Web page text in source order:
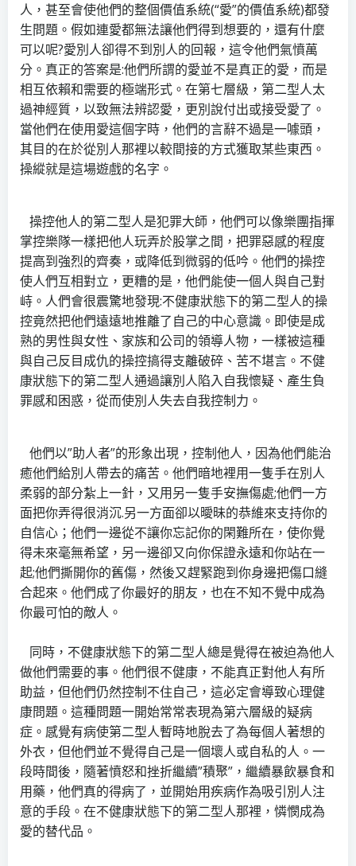
人，甚至會使他們的整個價值系統(“愛”的價值系統)都發
生問題。假如連愛都無法讓他們得到想要的，還有什麼
可以呢?愛別人卻得不到別人的回報，這令他們氣憤萬
分。真正的答案是:他們所謂的愛並不是真正的愛，而是
相互依賴和需要的極端形式。在第七層級，第二型人太
過神經質，以致無法辨認愛，更別說付出或接受愛了。
當他們在使用愛這個字時，他們的言辭不過是一噱頭，
其目的在於從別人那裡以較間接的方式獲取某些東西。
操縱就是這場遊戲的名字。
操控他人的第二型人是犯罪大師，他們可以像樂團指揮
掌控樂隊一樣把他人玩弄於股掌之間，把罪惡感的程度
提高到強烈的齊奏，或降低到微弱的低吟。他們的操控
使人們互相對立，更糟的是，他們能使一個人與自己對
峙。人們會很震驚地發現:不健康狀態下的第二型人的操
控竟然把他們遠遠地推離了自己的中心意識。即使是成
熟的男性與女性、家族和公司的領導人物，一樣被這種
與自己反目成仇的操控搞得支離破碎、苦不堪言。不健
康狀態下的第二型人通過讓別人陷入自我懷疑、產生負
罪感和困惑，從而使別人失去自我控制力。
他們以”助人者”的形象出現，控制他人，因為他們能治
癒他們給別人帶去的痛苦。他們暗地裡用一隻手在別人
柔弱的部分紮上一針，又用另一隻手安撫傷處;他們一方
面把你弄得很消沉.另一方面卻以曖昧的恭維來支持你的
自信心；他們一邊從不讓你忘記你的閑難所在，使你覺
得未來毫無希望，另一邊卻又向你保證永遠和你站在一
起;他們撕開你的舊傷，然後又趕緊跑到你身邊把傷口縫
合起來。他們成了你最好的朋友，也在不知不覺中成為
你最可怕的敵人。
同時，不健康狀態下的第二型人總是覺得在被迫為他人
做他們需要的事。他們很不健康，不能真正對他人有所
助益，但他們仍然控制不住自己，這必定會導致心理健
康問題。這種問題一開始常常表現為第六層級的疑病
症。感覺有病使第二型人暫時地脫去了為每個人著想的
外衣，但他們並不覺得自己是一個壞人或自私的人。一
段時間後，隨著憤怒和挫折繼續”積聚”，繼續暴飲暴食和
用藥，他們真的得病了，並開始用疾病作為吸引別人注
意的手段。在不健康狀態下的第二型人那裡，憐憫成為
愛的替代品。